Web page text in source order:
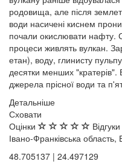
родовища, але після
води насичені киснем
почали окислювати нафту.
процеси живлять вулкан.
етан), воду, глинисту
десятки менших "кратерів".
джерела прісної води та
Детальніше
Сховати
Оцінки
Відгуки
Івано-Франківська
48.705137 | 24.497129